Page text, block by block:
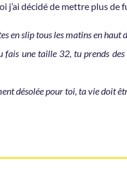
j’ai décidé de mettre plus de
en slip tous les matins en
fais une taille 32, tu prends
désolée pour toi, ta vie doit